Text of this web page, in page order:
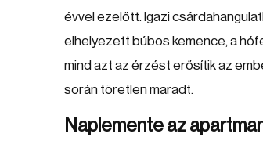
évvel ezelőtt. Igazi
elhelyezett búbos kemence, a
mind azt az érzést erősítik az
során töretlen maradt.
Naplemente az